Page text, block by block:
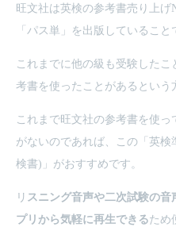
旺文社は英検の参考書売り上
「パス単」を出版していること
これまでに他の級も受験した
考書を使ったことがあるという
これまで旺文社の参考書を使
がないのであれば、この「 英検
検書) 」がおすすめです。
リ スニング音声や二次試験の
プリから気軽に再生できるため